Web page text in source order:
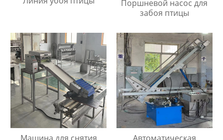
Поршневой насос для
забоя птицы